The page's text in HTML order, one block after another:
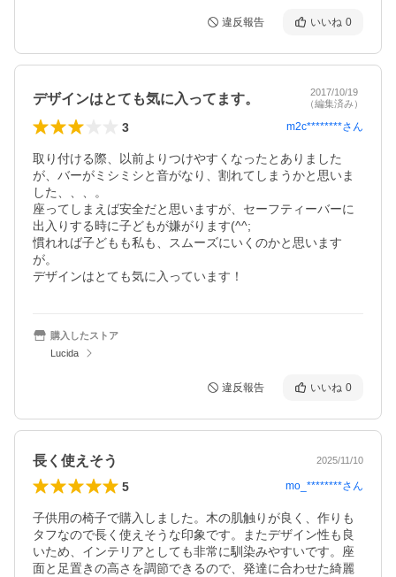
違反報告 いいね 0
デザインはとても気に入ってます。
2017/10/19
（編集済み）
3 m2c********さん
取り付ける際、以前よりつけやすくなったとありました
が、バーがミシミシと音がなり、割れてしまうかと思いま
した、、、。
座ってしまえば安全だと思いますが、セーフティーバーに
出入りする時に子どもが嫌がります(^^;
慣れれば子どもも私も、スムーズにいくのかと思います
が。
デザインはとても気に入っています！
購入したストア
Lucida
違反報告 いいね 0
長く使えそう 2025/11/10
5 mo_********さん
子供用の椅子で購入しました。木の肌触りが良く、作りも
タフなので長く使えそうな印象です。またデザイン性も良
いため、インテリアとしても非常に馴染みやすいです。座
面と足置きの高さを調節できるので、発達に合わせた綺麗